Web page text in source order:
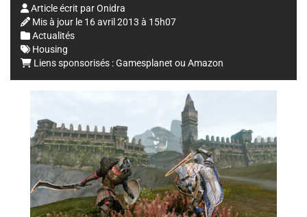
Article écrit parOnidra
Mis à jour le 16 avril 2013 à 15h07
Actualités
Housing
Liens sponsorisés :Gamesplanet ou Amazon